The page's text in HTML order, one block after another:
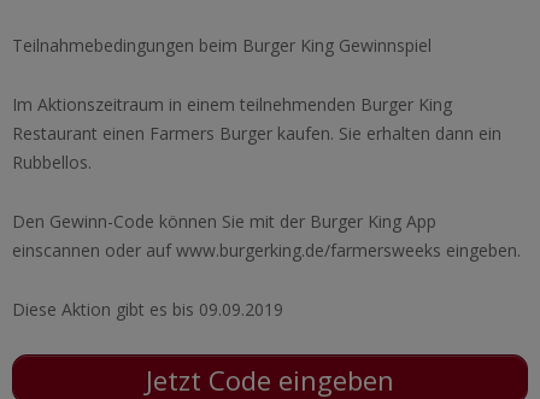
Teilnahmebedingungen beim Burger King Gewinnspiel
Im Aktionszeitraum in einem teilnehmenden Burger King
Restaurant einen Farmers Burger kaufen. Sie erhalten dann ein
Rubbellos.
Den Gewinn-Code können Sie mit der Burger King App
einscannen oder auf www.burgerking.de/farmersweeks eingeben.
Diese Aktion gibt es bis 09.09.2019
Jetzt Code eingeben